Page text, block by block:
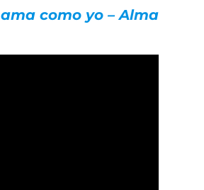
como yo – Alma